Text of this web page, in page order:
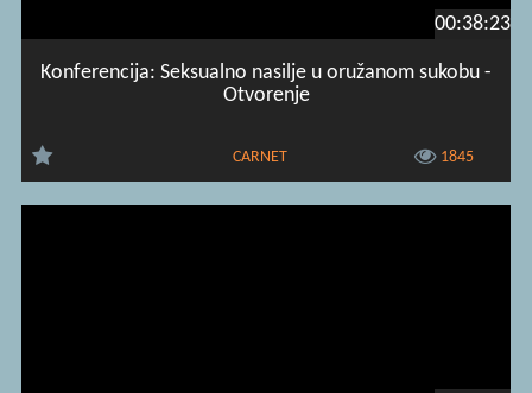
00:38:23
Konferencija: Seksualno nasilje u oružanom sukobu -
Otvorenje
CARNET 1845